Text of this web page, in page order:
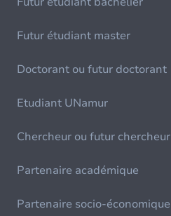
Futur étudiant master
Doctorant ou futur doctorant
Etudiant UNamur
Chercheur ou futur chercheur
Partenaire académique
Partenaire socio-économique